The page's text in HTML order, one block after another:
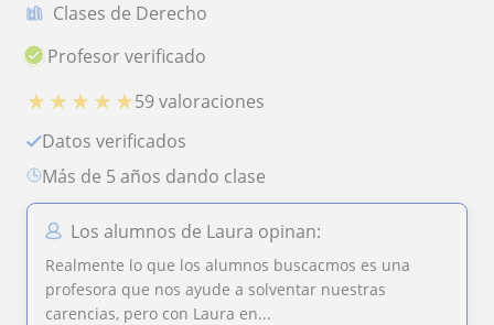
Clases de Derecho
Profesor verificado
★ ★ ★ ★ ★59 valoraciones
Datos verificados
más de 5 años dando clase
Los alumnos de Laura opinan:
Realmente lo que los alumnos buscacmos es una
profesora que nos ayude a solventar nuestras
carencias, pero con Laura en...